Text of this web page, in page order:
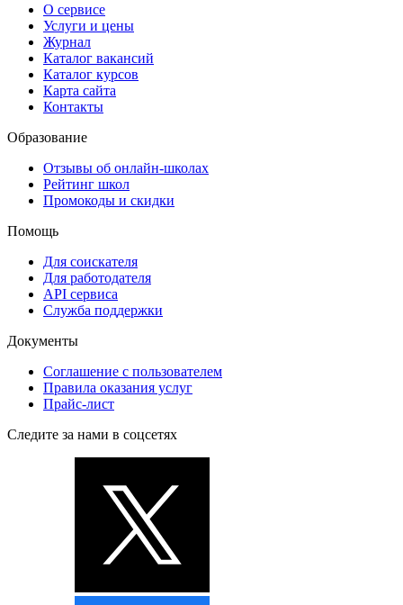
О сервисе
Услуги и цены
Журнал
Каталог вакансий
Каталог курсов
Карта сайта
Контакты
Образование
Отзывы об онлайн-школах
Рейтинг школ
Промокоды и скидки
Помощь
Для соискателя
Для работодателя
API сервиса
Служба поддержки
Документы
Соглашение с пользователем
Правила оказания услуг
Прайс-лист
Следите за нами в соцсетях